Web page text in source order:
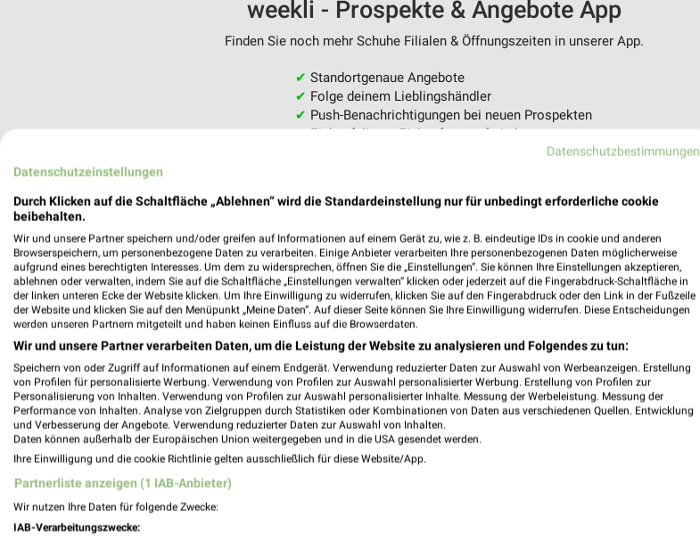
weekli - Prospekte & Angebote App
Finden Sie noch mehr Schuhe Filialen & Öffnungszeiten in unserer App.
✔ Standortgenaue Angebote
✔ Folge deinem Lieblingshändler
✔ Push-Benachrichtigungen bei neuen Prospekten
✔Einkaufsliste - Einkauf stressfrei planen
Siemes Schuhcenter Kassel
34121 Kassel
Datenschutzbestimmungen
Datenschutzeinstellungen
Durch Klicken auf die Schaltfläche „Ablehnen“ wird die Standardeinstellung nur für unbedingt erforderliche cookie
beibehalten.
Wir und unsere Partner speichern und/oder greifen auf Informationen auf einem Gerät zu, wie z. B. eindeutige IDs in cookie und anderen
Browserspeichern, um personenbezogene Daten zu verarbeiten. Einige Anbieter verarbeiten Ihre personenbezogenen Daten möglicherweise
aufgrund eines berechtigten Interesses. Um dem zu widersprechen, öffnen Sie die „Einstellungen“. Sie können Ihre Einstellungen akzeptieren,
ablehnen oder verwalten, indem Sie auf die Schaltfläche „Einstellungen verwalten“ klicken oder jederzeit auf die Fingerabdruck-Schaltfläche in
der linken unteren Ecke der Website klicken. Um Ihre Einwilligung zu widerrufen, klicken Sie auf den Fingerabdruck oder den Link in der Fußzeile
der Website und klicken Sie auf den Menüpunkt „Meine Daten“. Auf dieser Seite können Sie Ihre Einwilligung widerrufen. Diese Entscheidungen
werden unseren Partnern mitgeteilt und haben keinen Einfluss auf die Browserdaten.
Wir und unsere Partner verarbeiten Daten, um die Leistung der Website zu analysieren und Folgendes zu tun:
Speichern von oder Zugriff auf Informationen auf einem Endgerät. Verwendung reduzierter Daten zur Auswahl von Werbeanzeigen. Erstellung
von Profilen für personalisierte Werbung. Verwendung von Profilen zur Auswahl personalisierter Werbung. Erstellung von Profilen zur
Personalisierung von Inhalten. Verwendung von Profilen zur Auswahl personalisierter Inhalte. Messung der Werbeleistung. Messung der
Performance von Inhalten. Analyse von Zielgruppen durch Statistiken oder Kombinationen von Daten aus verschiedenen Quellen. Entwicklung
und Verbesserung der Angebote. Verwendung reduzierter Daten zur Auswahl von Inhalten.
Daten können außerhalb der Europäischen Union weitergegeben und in die USA gesendet werden.
Ihre Einwilligung und die cookie Richtlinie gelten ausschließlich für diese Website/App.
Partnerliste anzeigen (1 IAB-Anbieter)
Wir nutzen Ihre Daten für folgende Zwecke:
IAB-Verarbeitungszwecke: